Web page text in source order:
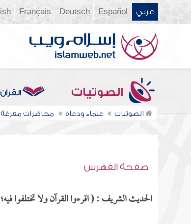
عربي Español
Deutsch
Français
الصوتيات
الصوتيات علماء ودعاة محاضرات مفرغة
صفحة الفهرس
الحديث الشريف : ( اقرءوا القرآن ولا تختلفوا